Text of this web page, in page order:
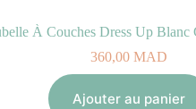
360,00MAD
Ajouter au panier